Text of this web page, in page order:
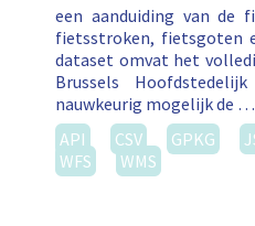
een aanduiding van de
fietsstroken, fietsgoten
dataset omvat het
Brussels
nauwkeurig mogelijk de …
API
CSV GPKG
WFS
WMS